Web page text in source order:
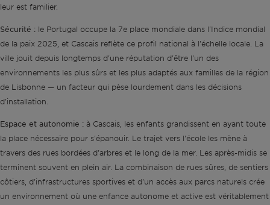
leur est familier.
Sécurité : le Portugal occupe la 7e place mondiale dans l'Indice mondial
de la paix 2025, et Cascais reflète ce profil national à l'échelle locale. La
ville jouit depuis longtemps d'une réputation d'être l'un des
environnements les plus sûrs et les plus adaptés aux familles de la région
de Lisbonne — un facteur qui pèse lourdement dans les décisions
d'installation.
Espace et autonomie : à Cascais, les enfants grandissent en ayant toute
la place nécessaire pour s'épanouir. Le trajet vers l'école les mène à
travers des rues bordées d'arbres et le long de la mer. Les après-midis se
terminent souvent en plein air. La combinaison de rues sûres, de sentiers
côtiers, d'infrastructures sportives et d'un accès aux parcs naturels crée
un environnement où une enfance autonome et active est véritablement